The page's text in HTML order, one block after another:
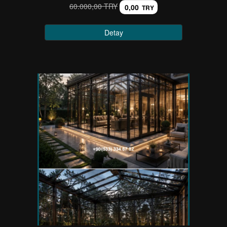
60.000,00 TRY 0,00 TRY
Detay